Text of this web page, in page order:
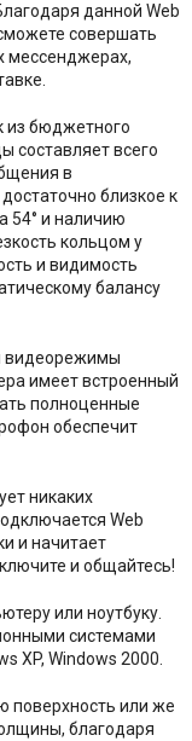
данной Web
совершать
мессенджерах,
из бюджетного
составляет всего
в
близкое к
54° и наличию
кольцом у
и видимость
балансу
видеорежимы
имеет встроенный
полноценные
обеспечит
никаких
Web
и начитает
и общайтесь!
или ноутбуку.
системами
XP, Windows 2000.
поверхность или же
благодаря